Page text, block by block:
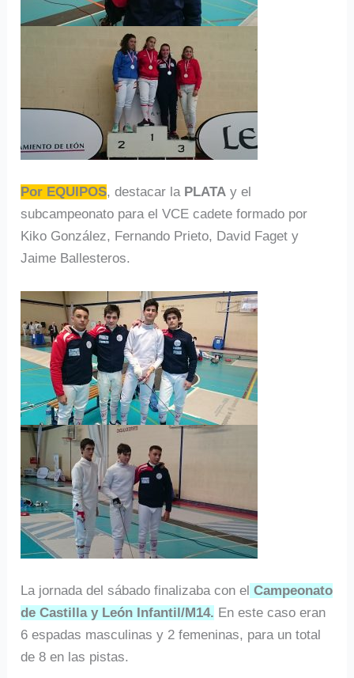
Por EQUIPOS, destacar la PLATA y el
subcampeonato para el VCE cadete formado por
Kiko González, Fernando Prieto, David Faget y
Jaime Ballesteros.
La jornada del sábado finalizaba con el Campeonato
de Castilla y León Infantil/M14. En este caso eran
6 espadas masculinas y 2 femeninas, para un total
de 8 en las pistas.